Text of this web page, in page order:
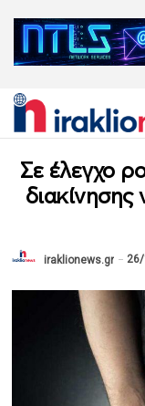
Σε έλεγχο
διακίνησης
iraklionews.gr